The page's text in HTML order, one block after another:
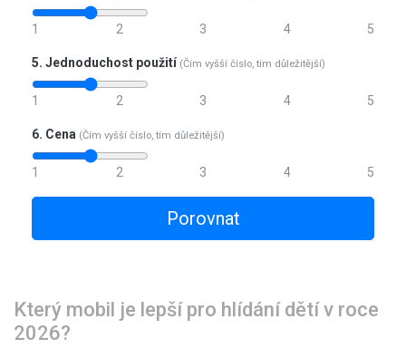
1 2 3 4 5
5. Jednoduchost použití (Čím vyšší číslo, tím důležitější)
1 2 3 4 5
6. Cena (Čím vyšší číslo, tím důležitější)
1 2 3 4 5
Porovnat
Který mobil je lepší pro hlídání dětí v roce
2026?